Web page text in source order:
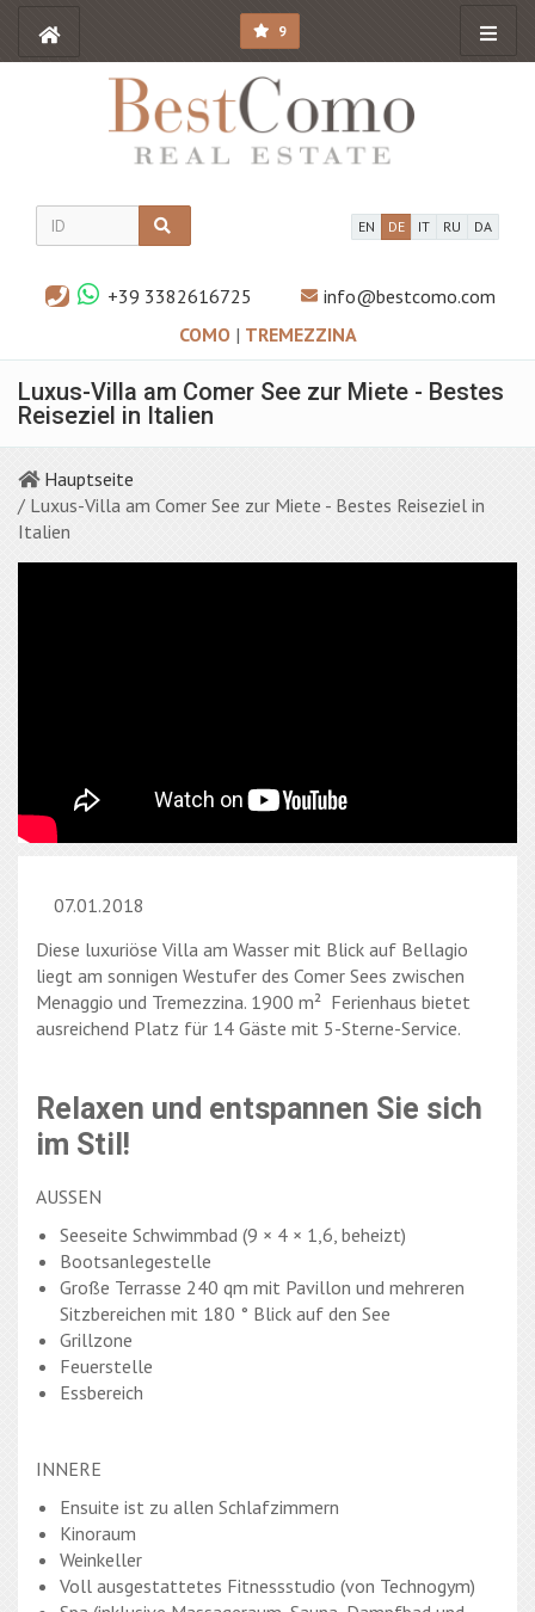
9
EN DE IT RU DA
+39 3382616725
info@bestcomo.com
COMO | TREMEZZINA
Luxus-Villa am Comer See zur Miete - Bestes
Reiseziel in Italien
Hauptseite
/ Luxus-Villa am Comer See zur Miete - Bestes Reiseziel in
Italien
07.01.2018
Diese luxuriöse Villa am Wasser mit Blick auf Bellagio
liegt am sonnigen Westufer des Comer Sees zwischen
Menaggio und Tremezzina. 1900 m² Ferienhaus bietet
ausreichend Platz für 14 Gäste mit 5-Sterne-Service.
Relaxen und entspannen Sie sich
im Stil!
AUSSEN
Seeseite Schwimmbad (9 × 4 × 1,6, beheizt)
Bootsanlegestelle
Große Terrasse 240 qm mit Pavillon und mehreren
Sitzbereichen mit 180 ° Blick auf den See
Grillzone
Feuerstelle
Essbereich
INNERE
Ensuite ist zu allen Schlafzimmern
Kinoraum
Weinkeller
Voll ausgestattetes Fitnessstudio (von Technogym)